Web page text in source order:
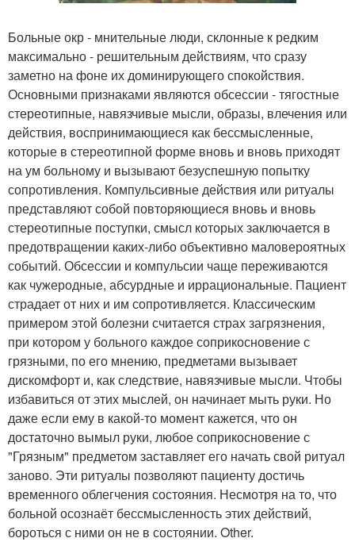
Больные окр - мнительные люди, склонные к редким
максимально - решительным действиям, что сразу
заметно на фоне их доминирующего спокойствия.
Основными признаками являются обсессии - тягостные
стереотипные, навязчивые мысли, образы, влечения или
действия, воспринимающиеся как бессмысленные,
которые в стереотипной форме вновь и вновь приходят
на ум больному и вызывают безуспешную попытку
сопротивления. Компульсивные действия или ритуалы
представляют собой повторяющиеся вновь и вновь
стереотипные поступки, смысл которых заключается в
предотвращении каких-либо объективно маловероятных
событий. Обсессии и компульсии чаще переживаются
как чужеродные, абсурдные и иррациональные. Пациент
страдает от них и им сопротивляется. Классическим
примером этой болезни считается страх загрязнения,
при котором у больного каждое соприкосновение с
грязными, по его мнению, предметами вызывает
дискомфорт и, как следствие, навязчивые мысли. Чтобы
избавиться от этих мыслей, он начинает мыть руки. Но
даже если ему в какой-то момент кажется, что он
достаточно вымыл руки, любое соприкосновение с
"Грязным" предметом заставляет его начать свой ритуал
заново. Эти ритуалы позволяют пациенту достичь
временного облегчения состояния. Несмотря на то, что
больной осознаёт бессмысленность этих действий,
бороться с ними он не в состоянии. Other.